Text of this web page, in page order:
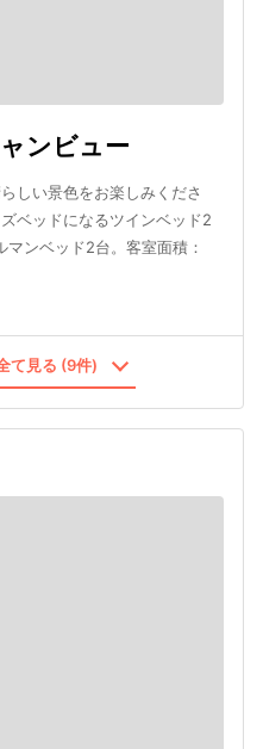
ンビュー
しい景色をお楽しみくださ
ベッドになるツインベッド2
ンベッド2台。客室面積：
て見る (9件)